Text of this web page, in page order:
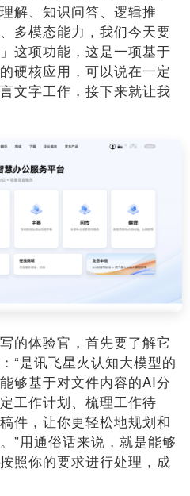
解、知识问答、逻辑推
多模态能力，我们今天要
这项功能，这是一项基于
硬核应用，可以说在一定
文字工作，接下来就让我
的体验官，首先要了解它
“是讯飞星火认知大模型的
够基于对文件内容的AI分
工作计划、梳理工作待
件，让你更轻松地规划和
”用通俗话来说，就是能够
照你的要求进行处理，成